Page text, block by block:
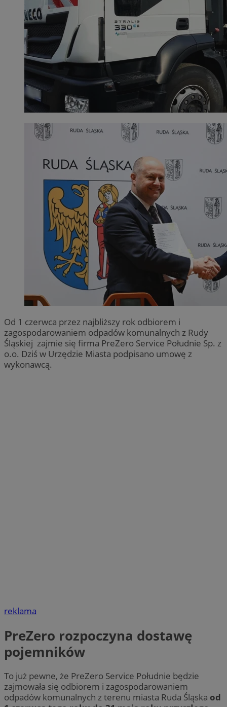
Od 1 czerwca przez najbliższy rok odbiorem i
zagospodarowaniem odpadów komunalnych z Rudy
Śląskiej zajmie się firma PreZero Service Południe Sp. z
o.o. Dziś w Urzędzie Miasta podpisano umowę z
wykonawcą.
reklama
PreZero rozpoczyna dostawę
pojemników
To już pewne, że PreZero Service Południe będzie
zajmowała się odbiorem i zagospodarowaniem
odpadów komunalnych z terenu miasta Ruda Śląska od